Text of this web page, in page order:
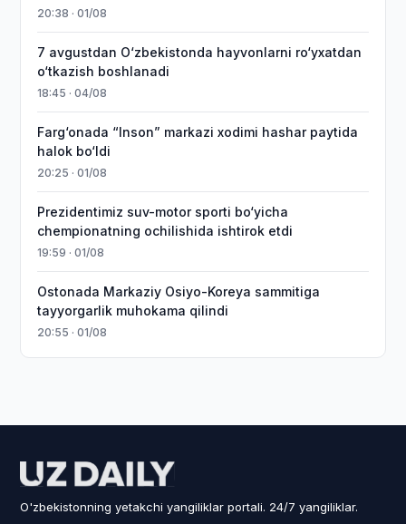
20:38 · 01/08
7 avgustdan O‘zbekistonda hayvonlarni ro‘yxatdan
o‘tkazish boshlanadi
18:45 · 04/08
Farg‘onada “Inson” markazi xodimi hashar paytida
halok bo‘ldi
20:25 · 01/08
Prezidentimiz suv-motor sporti bo‘yicha
chempionatning ochilishida ishtirok etdi
19:59 · 01/08
Ostonada Markaziy Osiyo-Koreya sammitiga
tayyorgarlik muhokama qilindi
20:55 · 01/08
O'zbekistonning yetakchi yangiliklar portali. 24/7 yangiliklar.